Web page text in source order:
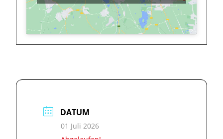
DATUM
01 Juli 2026